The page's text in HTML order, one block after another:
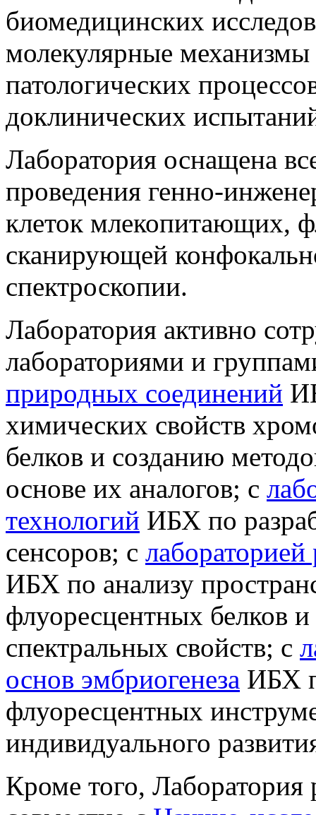
биомедицинских
молекулярные
патологических
доклинических
Лаборатория оснащена
проведения генно-
клеток млекопитающих,
сканирующей
спектроскопии.
Лаборатория активно
лабораториями и
природных соединений
химических свойств
белков и созданию
основе их аналогов; с
технологий ИБХ по
сенсоров; с лабораторией
ИБХ по анализу
флуоресцентных белков
спектральных свойств; с
основ эмбриогенеза ИБХ
флуоресцентных
индивидуального
Кроме того, Лаборатория